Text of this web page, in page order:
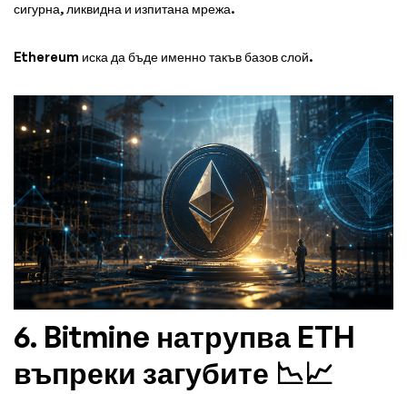
сигурна, ликвидна и изпитана мрежа.
Ethereum иска да бъде именно такъв базов слой.
6. Bitmine натрупва ETH
въпреки загубите 📉📈